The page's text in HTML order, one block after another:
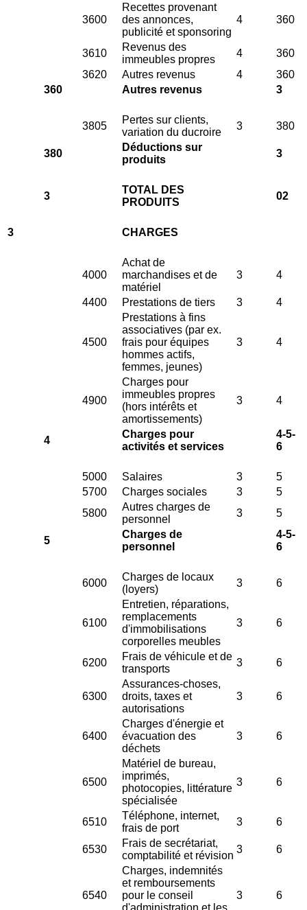
3600
Recettes provenant
des annonces,
publicité et sponsoring
4 360
3610
Revenus des
immeubles propres
4
360
3620
Autres revenus 4
360
360
Autres revenus 3
3805
Pertes sur clients,
variation du ducroire
3 380
380
Déductions sur
produits
3
3
TOTAL DES
PRODUITS
02
3 CHARGES
4000
Achat de
marchandises et de
matériel
3 4
4400 Prestations de tiers 3 4
4500
Prestations à fins
associatives (par ex.
frais pour équipes
hommes actifs,
femmes, jeunes)
3 4
4900
Charges pour
immeubles propres
(hors intérêts et
amortissements)
3 4
4
Charges pour
activités et services
4-5-
6
5000 Salaires 3
5
5700
Charges sociales 3
5
5800
Autres charges de
personnel
3 5
5
Charges de
personnel
4-5-
6
6000
Charges de locaux
(loyers)
3 6
6100
Entretien, réparations,
remplacements
d'immobilisations
corporelles meubles
3 6
6200
Frais de véhicule et de
transports
3 6
6300
Assurances-choses,
droits, taxes et
autorisations
3 6
6400
Charges d'énergie et
évacuation des
déchets
3 6
6500
Matériel de bureau,
imprimés,
photocopies, littérature
spécialisée
3 6
6510
Téléphone, internet,
frais de port
3 6
6530
Frais de secrétariat,
comptabilité et révision
3 6
6540
Charges, indemnités
et remboursements
pour le conseil
d'administration et les
3 6